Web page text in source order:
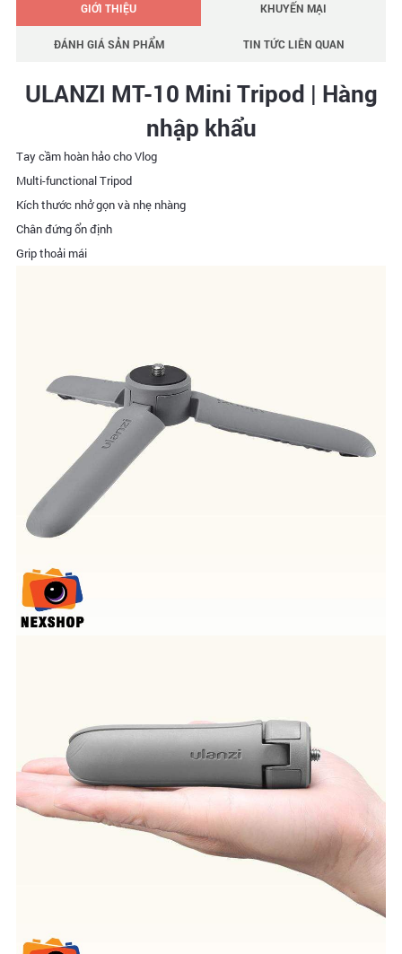
GIỚI THIỆU KHUYẾN MẠI
ĐÁNH GIÁ SẢN PHẨM TIN TỨC LIÊN QUAN
ULANZI MT-10 Mini Tripod | Hàng
nhập khẩu
Tay cầm hoàn hảo cho Vlog
Multi-functional Tripod
Kích thước nhở gọn và nhẹ nhàng
Chân đứng ổn định
Grip thoải mái